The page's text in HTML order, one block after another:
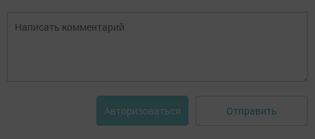
Авторизоваться Отправить